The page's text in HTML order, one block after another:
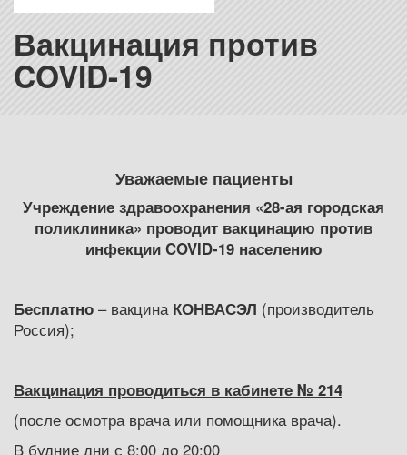
Вакцинация против
COVID-19
Уважаемые пациенты
Учреждение здравоохранения «28-ая городская
поликлиника» проводит вакцинацию против
инфекции COVID-19 населению
Бесплатно – вакцина КОНВАСЭЛ (производитель
Россия);
Вакцинация проводиться в кабинете № 214
(после осмотра врача или помощника врача).
В будние дни с 8:00 до 20:00